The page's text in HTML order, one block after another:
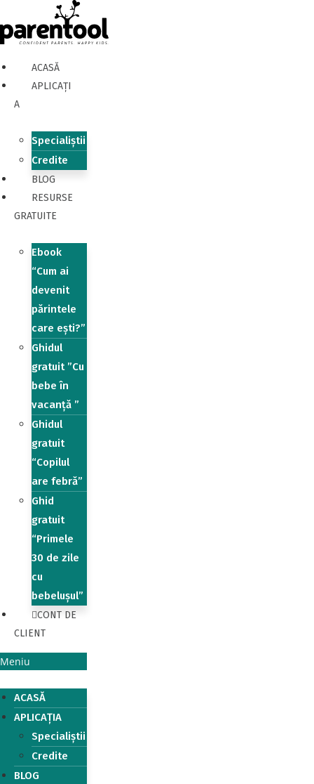
ACASĂ
APLICAȚI
A
Specialiștii
Credite
BLOG
RESURSE
GRATUITE
Ebook
“Cum ai
devenit
părintele
care ești?”
Ghidul
gratuit ”Cu
bebe în
vacanță ”
Ghidul
gratuit
“Copilul
are febră”
Ghid
gratuit
“Primele
30 de zile
cu
bebelușul”
CONT DE
CLIENT
Meniu
ACASĂ
APLICAȚIA
Specialiștii
Credite
BLOG